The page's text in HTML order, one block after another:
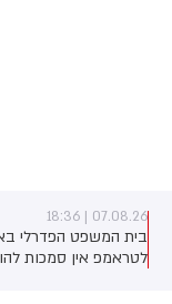
07.08.26 | 18:36
בית המשפט הפדרלי
לטראמפ אין סמכות